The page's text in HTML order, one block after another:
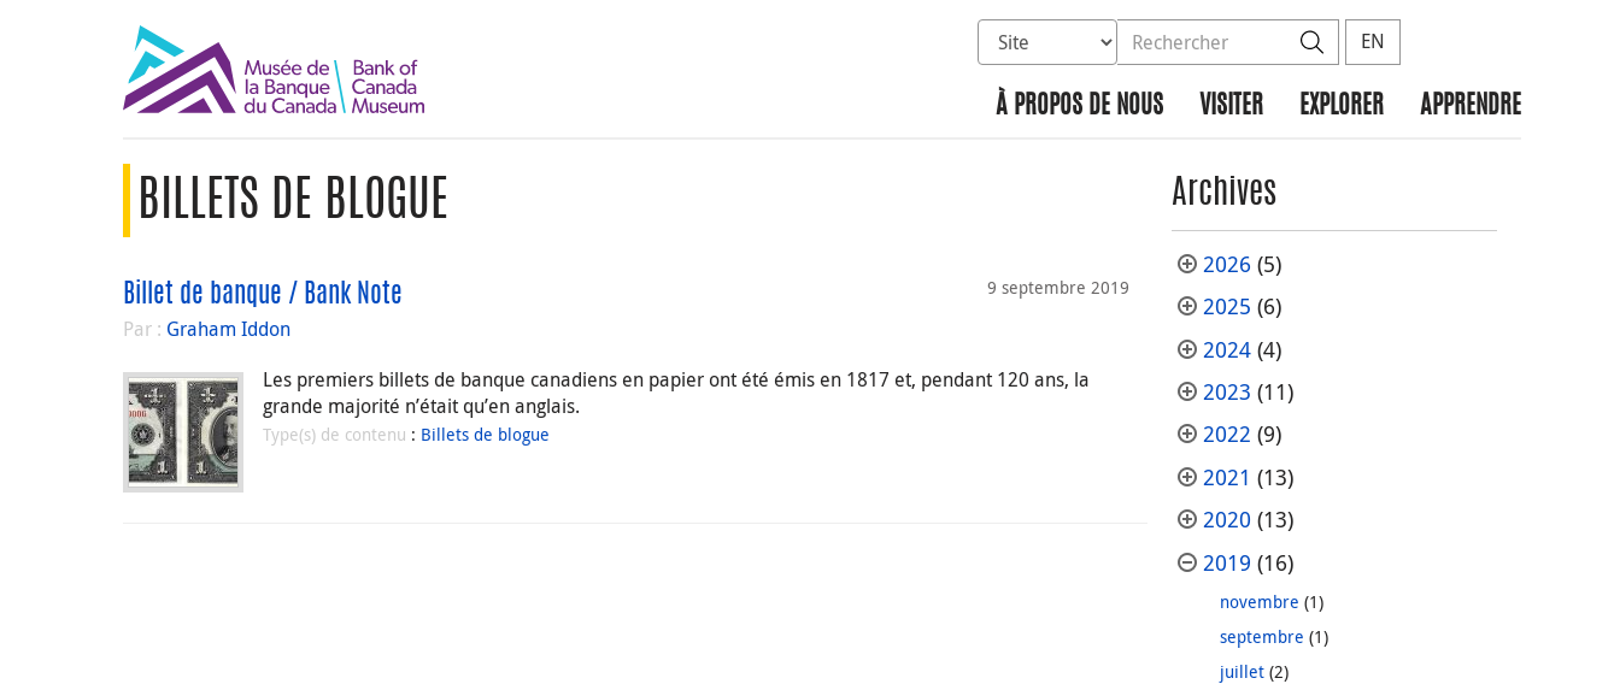
Sélectionnez la base de données à rechercher
Rechercher dans le site Rechercher
EN
À PROPOS DE NOUS VISITER EXPLORER APPRENDRE
BILLETS DE BLOGUE
9 septembre 2019
Billet de banque / Bank Note
Par : Graham Iddon
Les premiers billets de banque canadiens en papier ont été émis en 1817 et, pendant 120 ans, la
grande majorité n’était qu’en anglais.
Type(s) de contenu : Billets de blogue
Archives
2026 (5)
2025 (6)
2024(4)
2023 (11)
2022 (9)
2021 (13)
2020 (13)
2019 (16)
novembre (1)
septembre (1)
juillet(2)